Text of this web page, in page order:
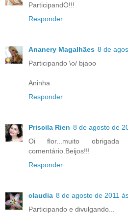
ParticipandO!!!
Responder
Ananery Magalhães 8 de
Participando \o/ bjaoo
Aninha
Responder
Priscila Rien 8 de agosto de
Oi flor...muito
comentário.Beijos!!!
Responder
claudia 8 de agosto de 2011
Participando e divulgando...